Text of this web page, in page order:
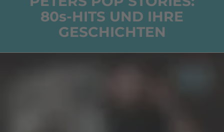
80s-HITS UND IHRE
GESCHICHTEN